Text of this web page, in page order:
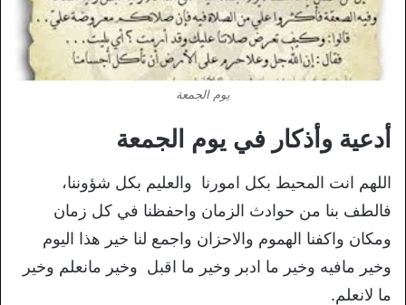
يوم الجمعة
أدعية وأذكار في يوم الجمعة
اللهم انت المحيط بكل امورنا والعليم بكل شؤوننا،
فالطف بنا من حوادث الزمان واحفظنا في كل زمان
ومكان واكفنا الهموم والاحزان واجمع لنا خير هذا اليوم
وخير مافيه وخير ما ادبر وخير ما اقبل وخير مانعلم وخير
ما لانعلم.